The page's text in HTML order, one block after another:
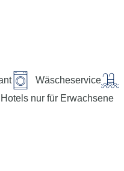
Wäscheservice
Hotels nur für Erwachsene